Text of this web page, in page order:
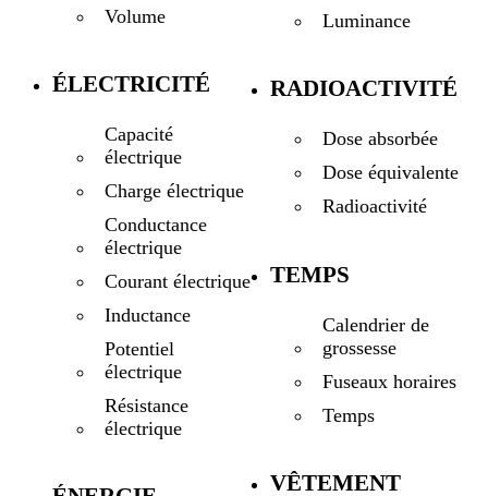
Volume
ÉLECTRICITÉ
Capacité
électrique
Charge électrique
Conductance
électrique
Courant électrique
Inductance
Potentiel
électrique
Résistance
électrique
Luminance
RADIOACTIVITÉ
Dose absorbée
Dose équivalente
Radioactivité
TEMPS
Calendrier de
grossesse
Fuseaux horaires
Temps
VÊTEMENT